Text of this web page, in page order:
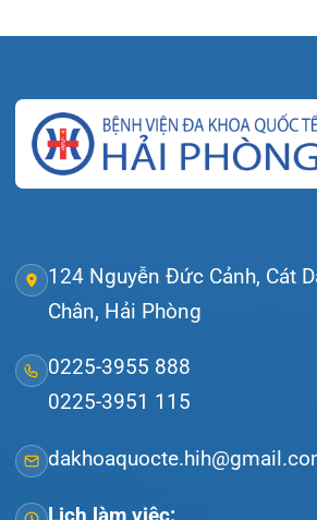
Tra cứu hóa đơn
Lịch khám
Hướng dẫn khám
Văn bản pháp quy